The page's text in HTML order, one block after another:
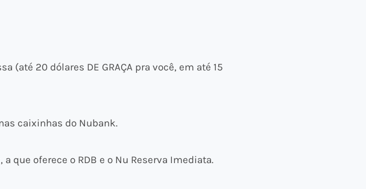
(até 20 dólares DE GRAÇA pra você, em até 15
caixinhas do Nubank.
que oferece o RDB e o Nu Reserva Imediata.